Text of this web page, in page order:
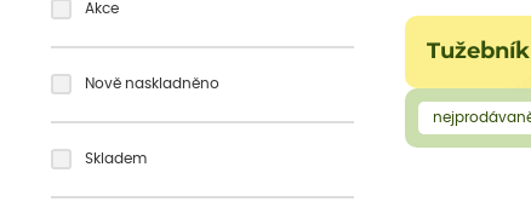
Akce
Nově naskladněno
Skladem